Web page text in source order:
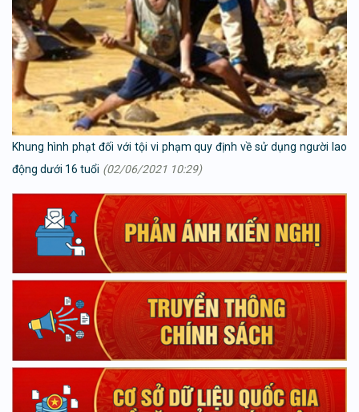
Khung hình phạt đối với tội vi phạm quy định về sử dụng người lao
động dưới 16 tuổi (02/06/2021 10:29)